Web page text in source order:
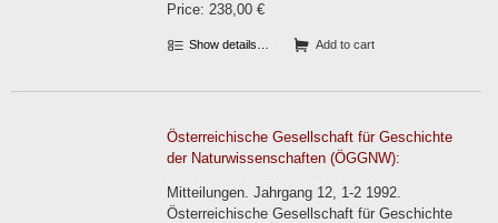
Price: 238,00 €
Show details… Add to cart
Österreichische Gesellschaft für Geschichte
der Naturwissenschaften (ÖGGNW):
Mitteilungen. Jahrgang 12, 1-2 1992.
Österreichische Gesellschaft für Geschichte